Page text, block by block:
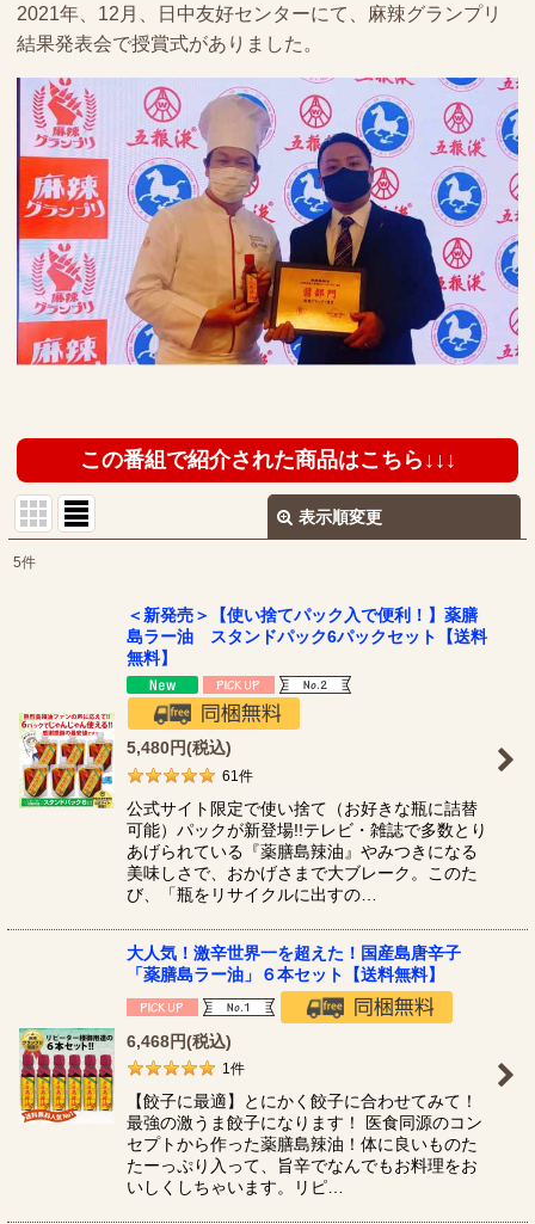
2021年、12月、日中友好センターにて、麻辣グランプリ
結果発表会で授賞式がありました。
この番組で紹介された商品はこちら↓↓↓
表示順変更
絞り込む
5件
＜新発売＞【使い捨てパック入で便利！】薬膳
島ラー油 スタンドパック6パックセット【送料
無料】
5,480円(税込)
61 件
公式サイト限定で使い捨て（お好きな瓶に詰替
可能）パックが新登場!!テレビ・雑誌で多数とり
あげられている『薬膳島辣油』やみつきになる
美味しさで、おかげさまで大ブレーク。このた
び、「瓶をリサイクルに出すの…
大人気！激辛世界一を超えた！国産島唐辛子
「薬膳島ラー油」６本セット【送料無料】
6,468円(税込)
1件
【餃子に最適】とにかく餃子に合わせてみて！
最強の激うま餃子になります！ 医食同源のコン
セプトから作った薬膳島辣油！体に良いものた
たーっぷり入って、旨辛でなんでもお料理をお
いしくしちゃいます。リピ…